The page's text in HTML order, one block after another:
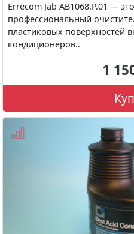
Errecom Jab AB1068.P.01 —
профессиональный
пластиковых поверхностей
кондиционеров..
1